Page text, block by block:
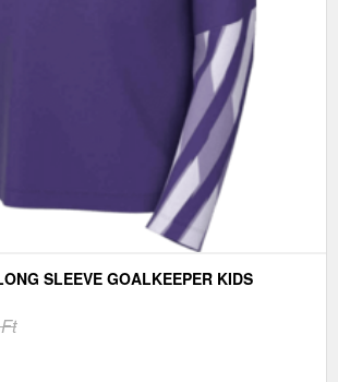
SLEEVE GOALKEEPER KIDS